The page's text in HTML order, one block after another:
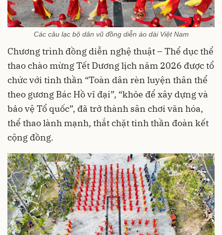
Các câu lạc bộ dân vũ đồng diễn áo dài Việt Nam
Chương trình đồng diễn nghệ thuật – Thể dục thể
thao chào mừng Tết Dương lịch năm 2026 được tổ
chức với tinh thần “Toàn dân rèn luyện thân thể
theo gương Bác Hồ vĩ đại”, “khỏe để xây dựng và
bảo vệ Tổ quốc”, đã trở thành sân chơi văn hóa,
thể thao lành mạnh, thắt chặt tinh thần đoàn kết
cộng đồng.